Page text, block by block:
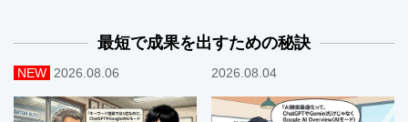
最短で成果を出すための秘訣
NEW 2026.08.06 2026.08.04